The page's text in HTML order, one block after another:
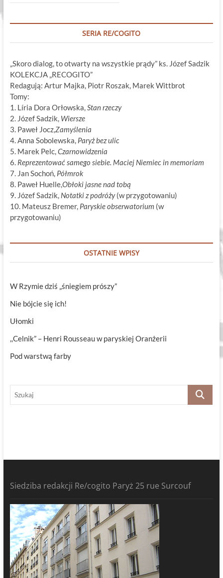
SERIA RE/COGITO
„Skoro dialog, to otwarty na wszystkie prądy” ks. Józef Sadzik
KOLEKCJA „RECOGITO”
Redagują: Artur Majka, Piotr Roszak, Marek Wittbrot
Tomy:
1. Líria Dora Orłowska,Stan rzeczy
2. Józef Sadzik, Wiersze
3. Paweł Jocz,Zamyślenia
4. Anna Sobolewska, Paryż bez ulic
5. Marek Pelc,Czarnowidzenia
6. Reprezentować samego siebie. Maciej Niemiec in memoriam
7. Jan Sochoń, Półmrok
8. Paweł Huelle,Obłoki jasne nad tobą
9. Józef Sadzik, Notatki z podróży(w przygotowaniu)
10. Mateusz Bremer, Paryskie obserwatorium (w
przygotowaniu)
OSTATNIE WPISY
W Rzymie dziś „śniegiem prószy”
Nie bójcie się ich!
Ułomki
,,Celnik” – Henri Rousseau w paryskiej Oranżerii
Pod warstwą farby
Szukaj
Siedziba redakcji Re/cogito Paryż 25 rue Surcouf